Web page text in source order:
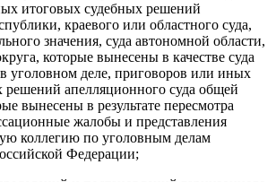
итоговых судебных решений
краевого или областного суда,
значения, суда автономной области,
которые вынесены в качестве суда
уголовном деле, приговоров или иных
решений апелляционного суда общей
вынесены в результате пересмотра
жалобы и представления
коллегию по уголовным делам
Федерации;